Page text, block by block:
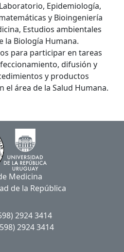
Epidemiología,
y Bioingeniería
Estudios ambientales
la Biología Humana.
para participar en tareas
difusión y
y productos
el área de la Salud Humana.
Medicina
de la República
2924 3414
2924 3414